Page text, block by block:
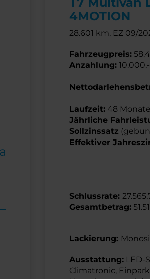
a
4MOTION
28.601 km, EZ 09/
Fahrzeugpreis:
Anzahlung:
Laufzeit: 48 Monate
Jährliche
Sollzinssatz
Effektiver
Schlussrate:
Gesamtbetrag:
Lackierung:
Ausstattung: LED-
Climatronic,